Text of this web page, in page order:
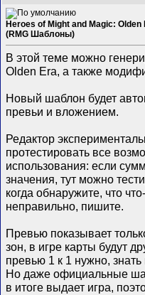
Heroes of Might and Magic:
(RMG Шаблоны)
В этой теме можно
Olden Era, а также
Новый шаблон будет
превьи и вложением.
Редактор
протестировать все
использования: если
значения, тут можно
когда обнаружите, что
неправильно, пишите.
Превью показывает
зон, в игре карты будут
превью 1 к 1 нужно,
Но даже официальные
в итоге выдает игра,